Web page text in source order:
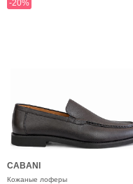
-20%
CABANI
Кожаные лоферы